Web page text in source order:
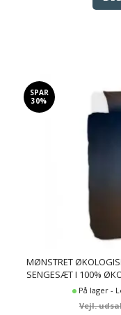
SPAR
30%
MØNSTRET
SENGESÆT I 100%
SILENCE BLUE -På lager -